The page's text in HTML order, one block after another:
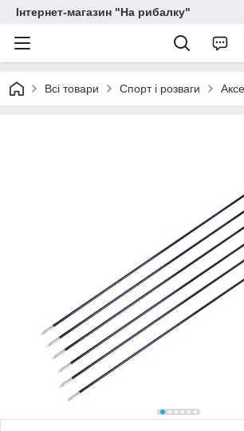
Інтернет-магазин "На рибалку"
Всі товари Спорт і розваги